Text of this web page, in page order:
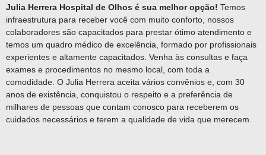
Julia Herrera Hospital de Olhos é sua melhor opção! Temos
infraestrutura para receber você com muito conforto, nossos
colaboradores são capacitados para prestar ótimo atendimento e
temos um quadro médico de excelência, formado por profissionais
experientes e altamente capacitados. Venha às consultas e faça
exames e procedimentos no mesmo local, com toda a
comodidade. O Julia Herrera aceita vários convênios e, com 30
anos de existência, conquistou o respeito e a preferência de
milhares de pessoas que contam conosco para receberem os
cuidados necessários e terem a qualidade de vida que merecem.